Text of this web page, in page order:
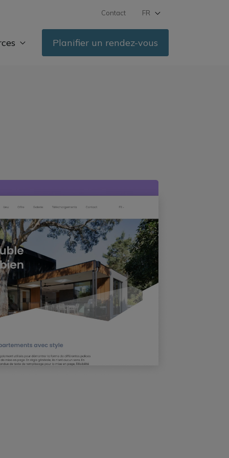
Contact FR
Planifier un rendez-vous